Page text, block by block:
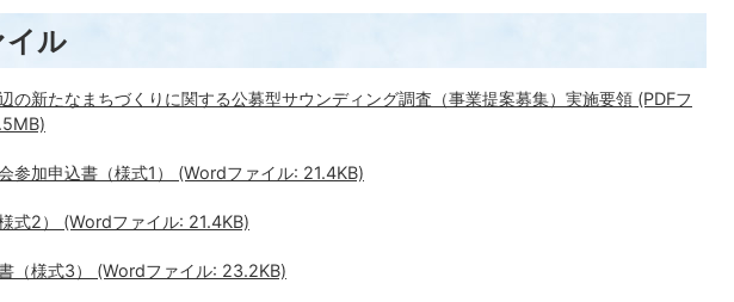
イル
の新たなまちづくりに関する公募型サウンディング調査（事業提案募集）実施要領 (PDFフ
参加申込書（様式1） (Wordファイル: 21.4KB)
式2） (Wordファイル: 21.4KB)
（様式3） (Wordファイル: 23.2KB)